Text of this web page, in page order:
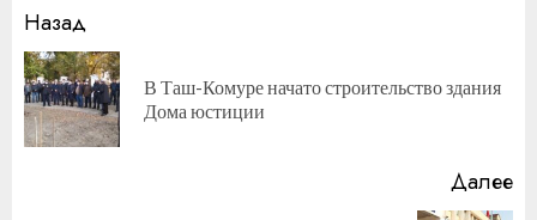
Продолжить
чтение
Назад
В Таш-Комуре начато строительство здания
Дома юстиции
Далее